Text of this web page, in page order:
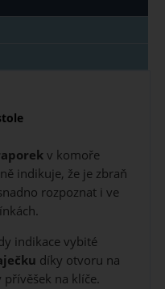
v komoře
indikuje, že je zbraň
rozpoznat i ve
indikace vybité
díky otvoru na
na klíče.